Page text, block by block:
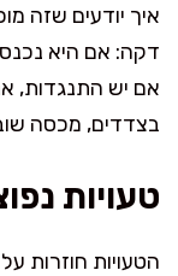
איך יודעים שזה
דקה: אם היא
בצדדים, מכסה שוב,
טעויות
הטעויות חוזרות